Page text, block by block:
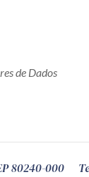
de Dados
80240-000